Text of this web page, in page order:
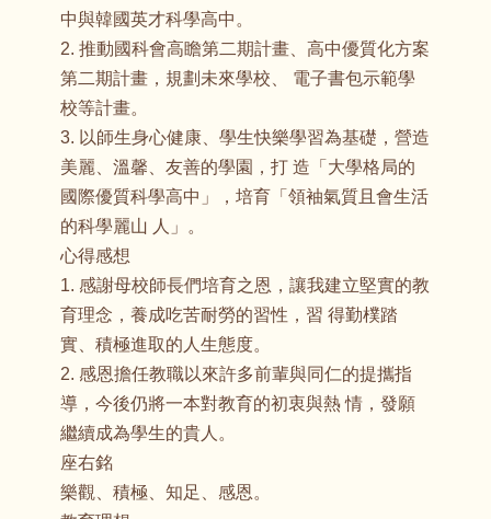
中與韓國英才科學高中。
2. 推動國科會高瞻第二期計畫、高中優質化方案
第二期計畫，規劃未來學校、 電子書包示範學
校等計畫。
3. 以師生身心健康、學生快樂學習為基礎，營造
美麗、溫馨、友善的學園，打 造「大學格局的
國際優質科學高中」，培育「領袖氣質且會生活
的科學麗山 人」。
心得感想
1. 感謝母校師長們培育之恩，讓我建立堅實的教
育理念，養成吃苦耐勞的習性，習 得勤樸踏
實、積極進取的人生態度。
2. 感恩擔任教職以來許多前輩與同仁的提攜指
導，今後仍將一本對教育的初衷與熱 情，發願
繼續成為學生的貴人。
座右銘
樂觀、積極、知足、感恩。